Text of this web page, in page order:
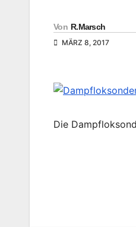
Von R.Marsch
MÄRZ 8, 2017
Die